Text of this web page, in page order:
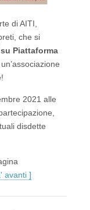
di AITI,
che si
Piattaforma
2021 alle
disdette
avanti ]